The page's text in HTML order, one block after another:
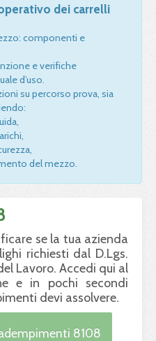
dei carrelli
componenti e
e verifiche
d’uso.
su percorso prova, sia
del mezzo.
se la tua azienda
richiesti dal D.Lgs.
Lavoro. Accedi qui al
e in pochi secondi
devi assolvere.
8108